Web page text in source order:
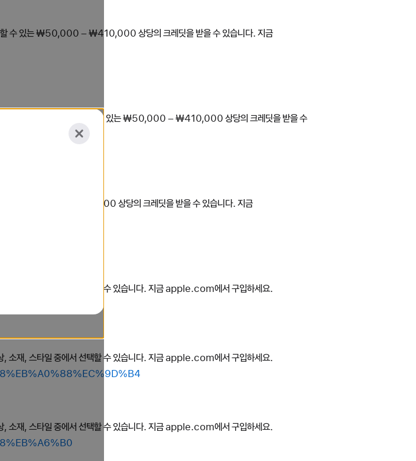
수 있는 ₩50,000 – ₩410,000 상당의 크레딧을 받을 수 있습니다. 지금
11 구입 시 사용할 수 있는 ₩50,000 – ₩410,000 상당의 크레딧을 받을 수
는 ₩50,000 – ₩410,000 상당의 크레딧을 받을 수 있습니다. 지금
소재, 스타일 중에서 선택할 수 있습니다. 지금 apple.com에서 구입하세요.
소재, 스타일 중에서 선택할 수 있습니다. 지금 apple.com에서 구입하세요.
소재, 스타일 중에서 선택할 수 있습니다. 지금 apple.com에서 구입하세요.